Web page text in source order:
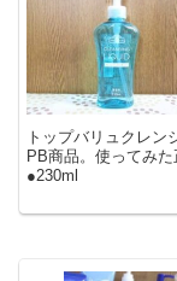
トップバリュクレン
PB商品。使ってみ
●230ml